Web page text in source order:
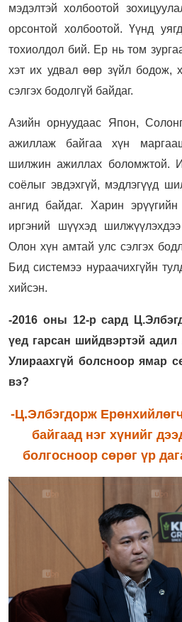
мэдэлтэй холбоотой
орсонтой холбоотой. Үүнд
тохиолдол бий. Ер нь том
хэт их удвал өөр зүйл бодож,
сэлгэх бодолгүй байдаг.
Азийн орнуудаас Япон,
ажиллаж байгаа хүн
шилжин ажиллах боломжтой.
соёлыг эвдэхгүй, мэдлэгүүд
ангид байдаг. Харин
иргэний шүүхэд
Олон хүн амтай улс сэлгэх
Бид системээ нураачихгүйн
хийсэн.
-2016 оны 12-р сард
үед гарсан шийдвэртэй адил
Улираахгүй болсноор ямар
вэ?
-Ц.Элбэгдорж
байгаад нэг хүнийг
болгосноор сөрөг үр